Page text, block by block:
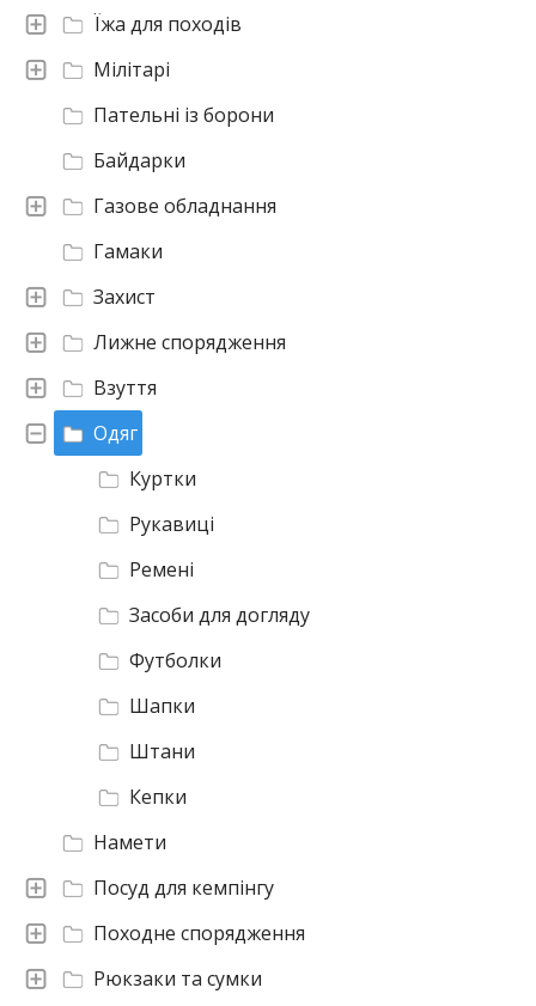
Рюкзаки та сумки
Походне спорядження
Посуд для кемпінгу
Намети
Одяг
Куртки
Рукавиці
Ремені
Засоби для догляду
Футболки
Шапки
Штани
Кепки
Взуття
Лижне спорядження
Захист
Гамаки
Газове обладнання
Байдарки
Пательні із борони
Мілітарі
Їжа для походів